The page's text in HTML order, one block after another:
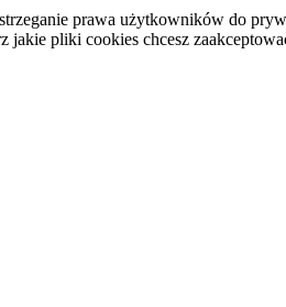
prawa użytkowników do
jakie pliki cookies chcesz